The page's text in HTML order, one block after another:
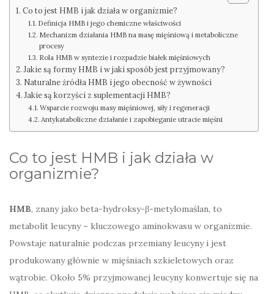
Co to jest HMB i jak działa w organizmie?
Definicja HMB i jego chemiczne właściwości
Mechanizm działania HMB na masę mięśniową i metaboliczne
procesy
Rola HMB w syntezie i rozpadzie białek mięśniowych
Jakie są formy HMB i w jaki sposób jest przyjmowany?
Naturalne źródła HMB i jego obecność w żywności
Jakie są korzyści z suplementacji HMB?
Wsparcie rozwoju masy mięśniowej, siły i regeneracji
Antykataboliczne działanie i zapobieganie utracie mięśni
Co to jest HMB i jak działa w
organizmie?
HMB, znany jako beta-hydroksy-β-metylomaślan, to
metabolit leucyny – kluczowego aminokwasu w organizmie.
Powstaje naturalnie podczas przemiany leucyny i jest
produkowany głównie w mięśniach szkieletowych oraz
wątrobie. Około 5% przyjmowanej leucyny konwertuje się na